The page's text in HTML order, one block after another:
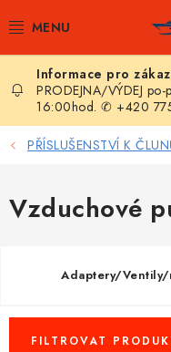
na
E-SHOP
AKČNÍ SLEVY
ZPRAVODAJ
KONTAKTY
LODNÍ MOTORY
PRODEJNA/VÝDEJ
16:00hod. ✆ +420
PŘÍSLUŠENSTVÍ K
Vzduchové
FILTROVAT